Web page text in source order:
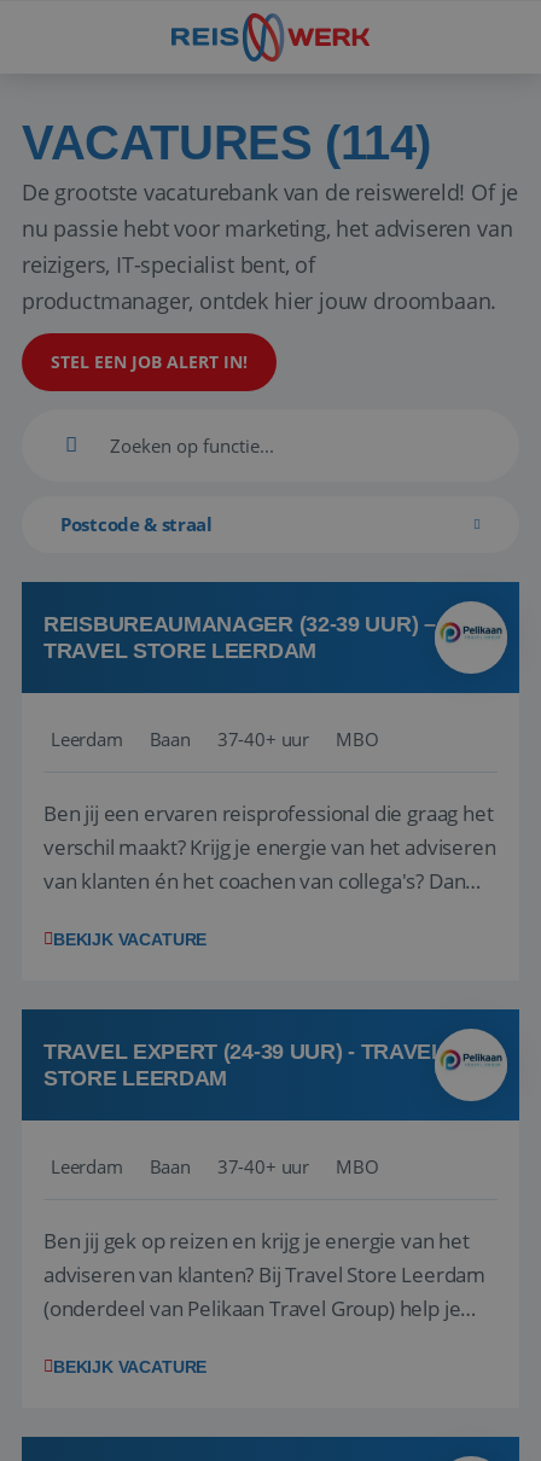
VACATURES (114)
De grootste vacaturebank van de reiswereld! Of je
nu passie hebt voor marketing, het adviseren van
reizigers, IT-specialist bent, of
productmanager, ontdek hier jouw droombaan.
STEL EEN JOB ALERT IN!
Postcode & straal
REISBUREAUMANAGER (32-39 UUR) –
TRAVEL STORE LEERDAM
Leerdam Baan 37-40+ uur MBO
Ben jij een ervaren reisprofessional die graag het
verschil maakt? Krijg je energie van het adviseren
van klanten én het coachen van collega's? Dan
(onderdeel van Pelikaan Travel Group) zoeken
team het reisbureau verder...
BEKIJK VACATURE
TRAVEL EXPERT (24-39 UUR) - TRAVEL
STORE LEERDAM
Leerdam Baan 37-40+ uur MBO
Ben jij gek op reizen en krijg je energie van het
adviseren van klanten? Bij Travel Store Leerdam
(onderdeel van Pelikaan Travel Group) help je
vinden. Samen maken we van elke reis een
hebt in de reisbranche of j...
BEKIJK VACATURE